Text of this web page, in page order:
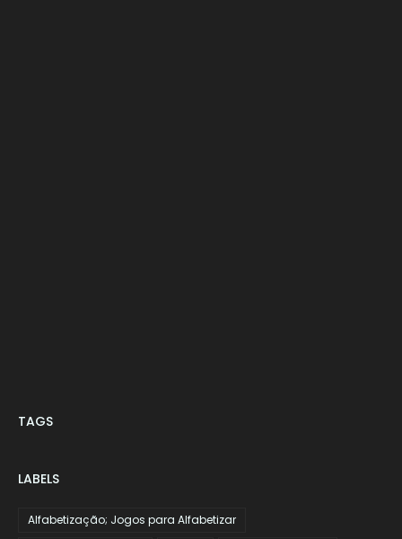
TAGS
LABELS
Alfabetização; Jogos para Alfabetizar